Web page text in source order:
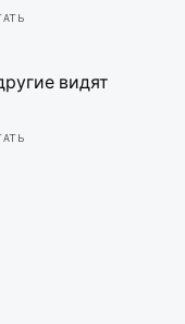
видят